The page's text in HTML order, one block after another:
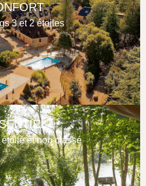
3 et 2 étoiles
et non classé